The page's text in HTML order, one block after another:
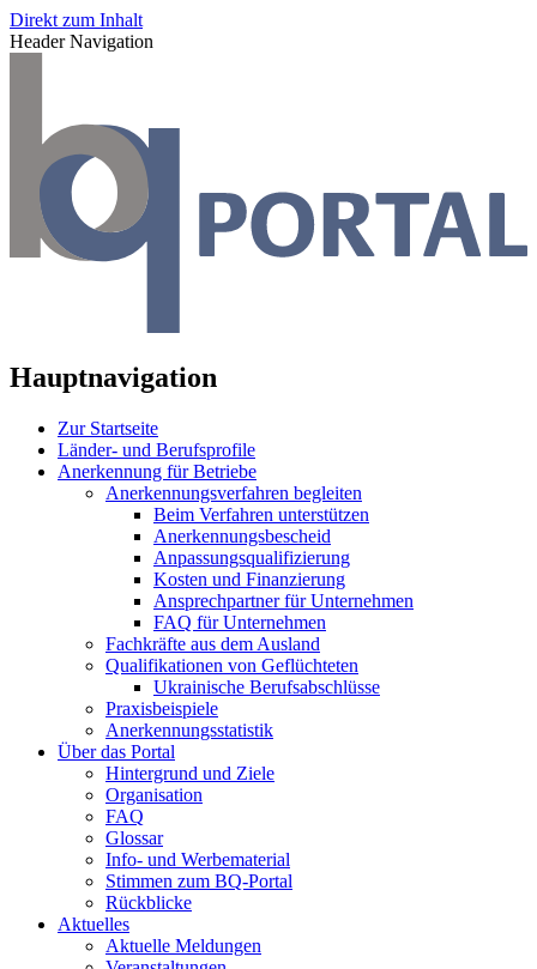
Direkt zum Inhalt
Header Navigation
Hauptnavigation
Zur Startseite
Länder- und Berufsprofile
Anerkennung für Betriebe
Anerkennungsverfahren begleiten
Beim Verfahren unterstützen
Anerkennungsbescheid
Anpassungsqualifizierung
Kosten und Finanzierung
Ansprechpartner für Unternehmen
FAQ für Unternehmen
Fachkräfte aus dem Ausland
Qualifikationen von Geflüchteten
Ukrainische Berufsabschlüsse
Praxisbeispiele
Anerkennungsstatistik
Über das Portal
Hintergrund und Ziele
Organisation
FAQ
Glossar
Info- und Werbematerial
Stimmen zum BQ-Portal
Rückblicke
Aktuelles
Aktuelle Meldungen